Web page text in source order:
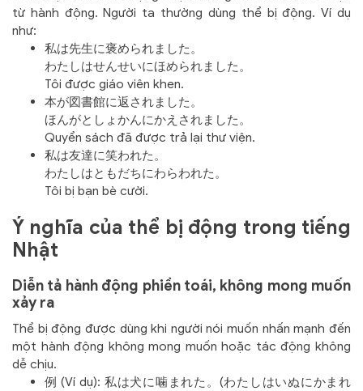
từ hành động. Người ta thường dùng thể bị động. Ví dụ
như:
私は先生に褒められました。
わたしはせんせいにほめられました。
Tôi được giáo viên khen.
本が図書館に返されました。
ほんがとしょかんにかえされました。
Quyển sách đã được trả lại thư viện.
私は友達に笑われた。
わたしはともだちにわらわれた。
Tôi bị bạn bè cười.
Ý nghĩa của thể bị động trong tiếng
Nhật
Diễn tả hành động phiền toái, không mong muốn
xảy ra
Thể bị động được dùng khi người nói muốn nhấn mạnh đến
một hành động không mong muốn hoặc tác động không
dễ chịu.
例 (Ví dụ): 私は犬に噛まれた。(わたしはいぬにかまれ